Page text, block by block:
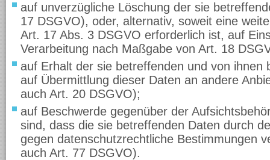
auf unverzügliche Löschung der sie
17 DSGVO), oder, alternativ, soweit eine
Art. 17 Abs. 3 DSGVO erforderlich ist, auf
Verarbeitung nach Maßgabe von Art. 18
auf Erhalt der sie betreffenden und von ihnen
auf Übermittlung dieser Daten an andere
auch Art. 20 DSGVO);
auf Beschwerde gegenüber der
sind, dass die sie betreffenden Daten durch
gegen datenschutzrechtliche Bestimmungen
auch Art. 77 DSGVO).